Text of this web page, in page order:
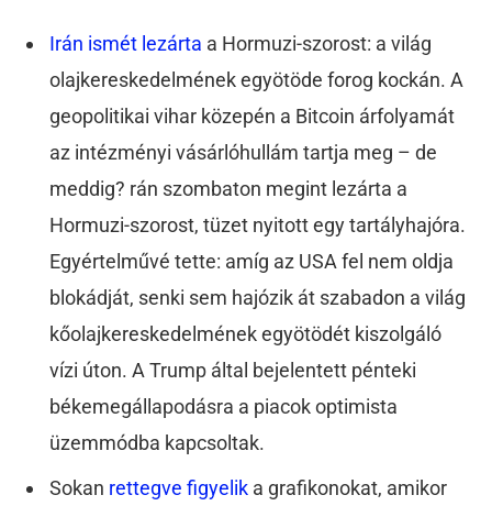
Irán ismét lezárta a Hormuzi-szorost: a világ
olajkereskedelmének egyötöde forog kockán. A
geopolitikai vihar közepén a Bitcoin árfolyamát
az intézményi vásárlóhullám tartja meg – de
meddig? rán szombaton megint lezárta a
Hormuzi-szorost, tüzet nyitott egy tartályhajóra.
Egyértelművé tette: amíg az USA fel nem oldja
blokádját, senki sem hajózik át szabadon a világ
kőolajkereskedelmének egyötödét kiszolgáló
vízi úton. A Trump által bejelentett pénteki
békemegállapodásra a piacok optimista
üzemmódba kapcsoltak.
Sokan rettegve figyelik a grafikonokat, amikor